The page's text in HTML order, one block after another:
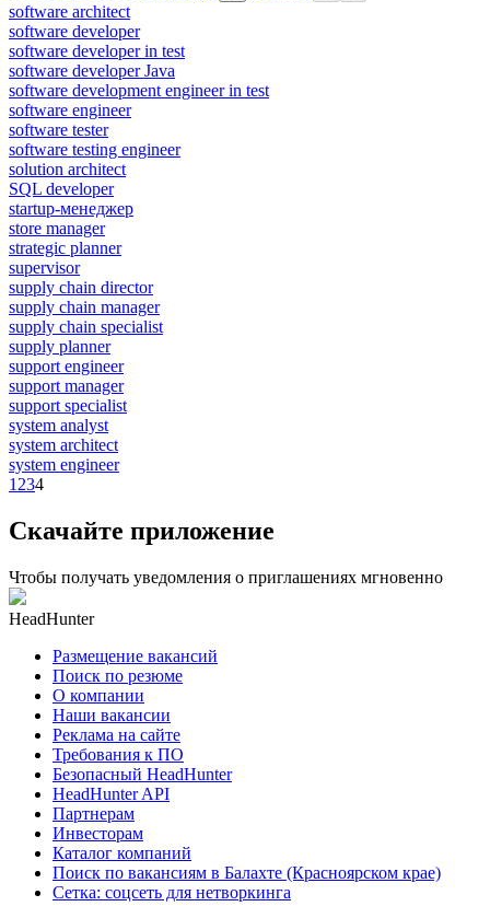
software architect
software developer
software developer in test
software developer Java
software development engineer in test
software engineer
software tester
software testing engineer
solution architect
SQL developer
startup-менеджер
store manager
strategic planner
supervisor
supply chain director
supply chain manager
supply chain specialist
supply planner
support engineer
support manager
support specialist
system analyst
system architect
system engineer
1 234
Скачайте приложение
Чтобы получать уведомления о приглашениях мгновенно
HeadHunter
Размещение вакансий
Поиск по резюме
О компании
Наши вакансии
Реклама на сайте
Требования к ПО
Безопасный HeadHunter
HeadHunter API
Партнерам
Инвесторам
Каталог компаний
Поиск по вакансиям в Балахте (Красноярском крае)
Сетка: соцсеть для нетворкинга